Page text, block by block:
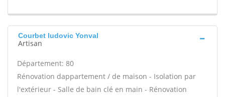
Courbet ludovic Yonval
Artisan
Département: 80
Rénovation dappartement / de maison - Isolation par
l'extérieur - Salle de bain clé en main - Rénovation